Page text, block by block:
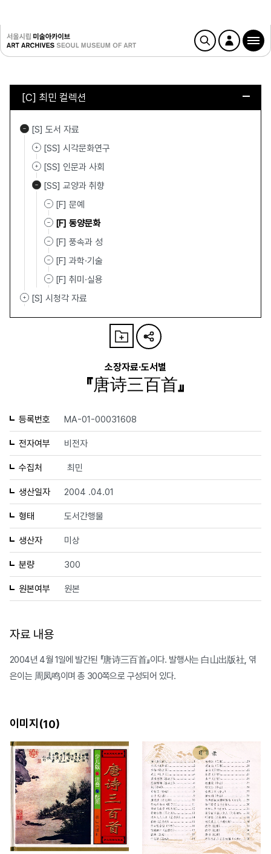
[C] 최민 컬렉션
[S] 도서 자료
[SS] 시각문화연구
[SS] 인문과 사회
[SS] 교양과 취향
[F] 문예
[F] 동양문화
[F] 풍속과 성
[F] 과학·기술
[F] 취미·실용
[S] 시청각 자료
소장자료·도서별
『唐诗三百首』
등록번호 MA-01-00031608
전자여부 비전자
수집처 최민
생산일자 2004 .04.01
형태 도서간행물
생산자 미상
분량 300
원본여부 원본
자료 내용
2004년 4월 1일에 발간된 『唐诗三百首』이다. 발행사는 白山出版社, 엮
은이는 周凤鸣이며 총 300쪽으로 구성되어 있다.
이미지(10)